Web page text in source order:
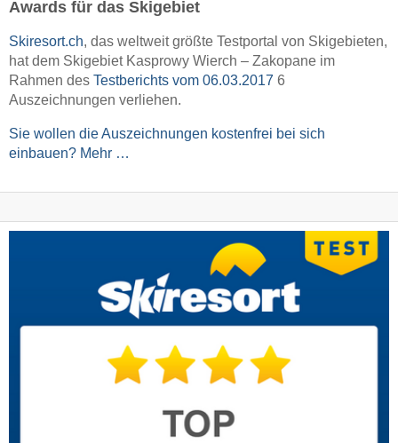
Awards für das Skigebiet
Skiresort.ch, das weltweit größte Testportal von Skigebieten,
hat dem Skigebiet Kasprowy Wierch – Zakopane im
Rahmen des Testberichts vom 06.03.2017 6
Auszeichnungen verliehen.
Sie wollen die Auszeichnungen kostenfrei bei sich
einbauen? Mehr …